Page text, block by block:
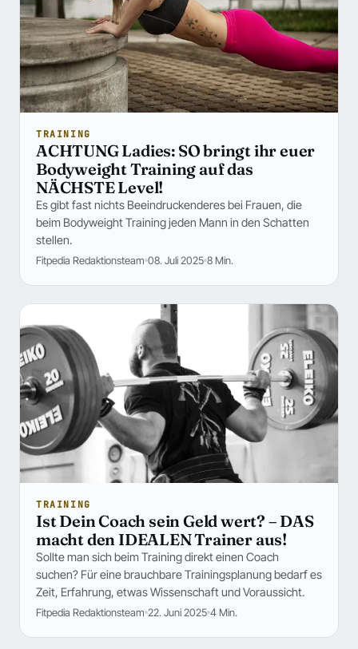
TRAINING
ACHTUNG Ladies: SO bringt ihr euer
Bodyweight Training auf das
NÄCHSTE Level!
Es gibt fast nichts Beeindruckenderes bei Frauen, die
beim Bodyweight Training jeden Mann in den Schatten
stellen.
Fitpedia Redaktionsteam 08. Juli 2025 8 Min.
TRAINING
Ist Dein Coach sein Geld wert? – DAS
macht den IDEALEN Trainer aus!
Sollte man sich beim Training direkt einen Coach
suchen? Für eine brauchbare Trainingsplanung bedarf es
Zeit, Erfahrung, etwas Wissenschaft und Voraussicht.
Fitpedia Redaktionsteam 22. Juni 2025 4 Min.